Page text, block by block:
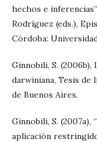
hechos e
Rodríguez (eds.),
Córdoba:
Ginnobili, S.
darwiniana, Tesis de
de Buenos Aires.
Ginnobili, S.
aplicación